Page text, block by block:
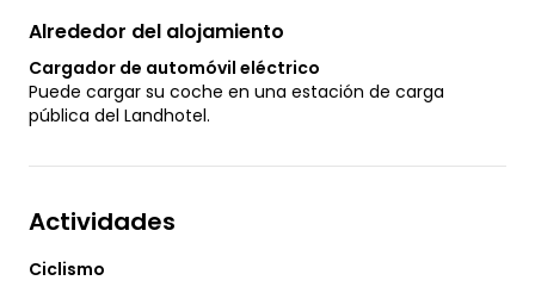
Alrededor del alojamiento
Cargador de automóvil eléctrico
Puede cargar su coche en una estación de carga
pública del Landhotel.
Actividades
Ciclismo